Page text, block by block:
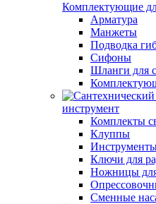
Комплектующие
Арматура
Манжеты
Подводка
Сифоны
Шланги для
инструмент
Комплекты
Клуппы
Ключи для
Ножницы
Сменные